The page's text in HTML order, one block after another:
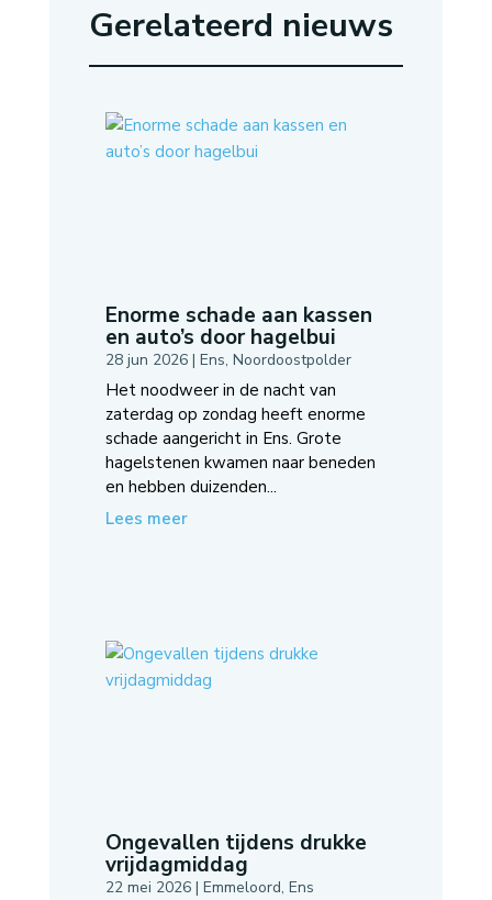
Gerelateerd nieuws
Enorme schade aan kassen
en auto’s door hagelbui
28 jun 2026| Ens, Noordoostpolder
Het noodweer in de nacht van
zaterdag op zondag heeft enorme
schade aangericht in Ens. Grote
hagelstenen kwamen naar beneden
en hebben duizenden...
Lees meer
Ongevallen tijdens drukke
vrijdagmiddag
22 mei 2026| Emmeloord, Ens